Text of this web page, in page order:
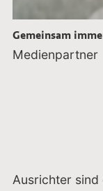
Gemeinsam
Medienpartner
Ausrichter sind